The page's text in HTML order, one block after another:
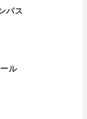
パス
ル